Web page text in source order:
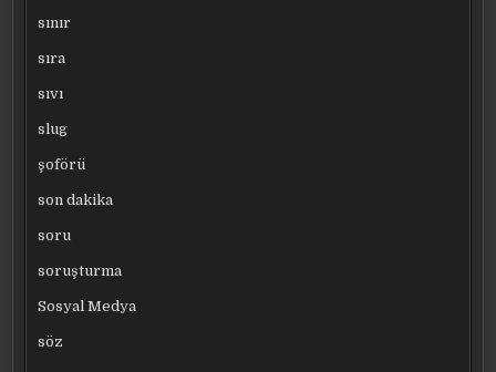
sınır
sıra
sıvı
slug
şoförü
son dakika
soru
soruşturma
Sosyal Medya
söz